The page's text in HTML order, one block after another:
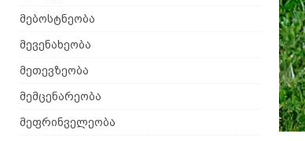
მებოსტნეობა
მევენახეობა
მეთევზეობა
მემცენარეობა
მეფრინველეობა